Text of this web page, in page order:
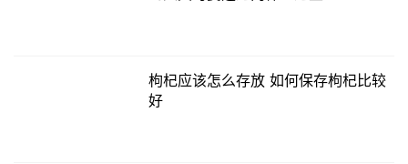
枸杞应该怎么存放 如何保存枸杞比较
好